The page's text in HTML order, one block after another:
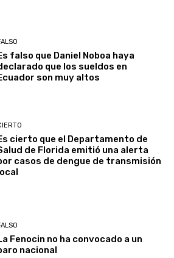
falso que Daniel Noboa haya
que los sueldos en
son muy altos
cierto que el Departamento de
de Florida emitió una alerta
casos de dengue de transmisión
Fenocin no ha convocado a un
nacional